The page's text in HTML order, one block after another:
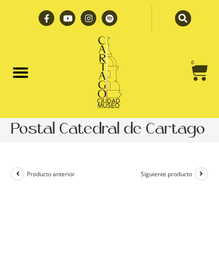
0
Postal Catedral de Cartago
Producto anterior Siguiente producto